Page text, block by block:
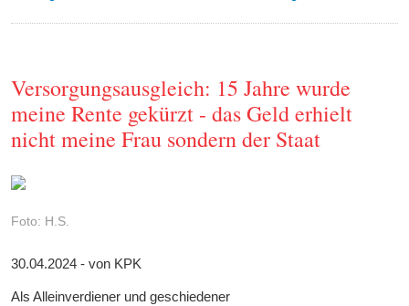
Versorgungsausgleich: 15 Jahre wurde
meine Rente gekürzt - das Geld erhielt
nicht meine Frau sondern der Staat
Foto: H.S.
30.04.2024 - von KPK
Als Alleinverdiener und geschiedener